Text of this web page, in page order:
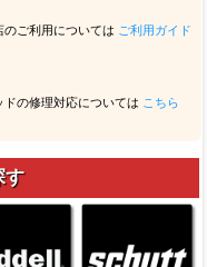
ご利用については ご利用ガイド
の修理対応については こちら
す